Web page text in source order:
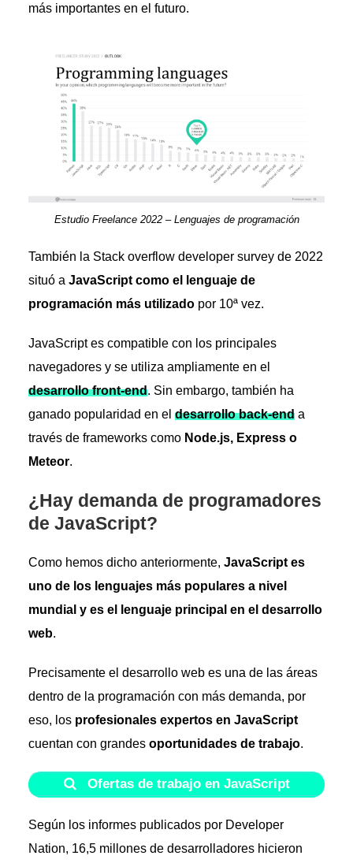
más importantes en el futuro.
Estudio Freelance 2022 – Lenguajes de programación
También la Stack overflow developer survey de 2022
situó a JavaScript como el lenguaje de
programación más utilizado por 10ª vez.
JavaScript es compatible con los principales
navegadores y se utiliza ampliamente en el
desarrollo front-end. Sin embargo, también ha
ganado popularidad en el desarrollo back-enda
través de frameworks como Node.js, Express o
Meteor.
¿Hay demanda de programadores
de JavaScript?
Como hemos dicho anteriormente, JavaScript es
uno de los lenguajes más populares a nivel
mundial y es el lenguaje principal en el desarrollo
web.
Precisamente el desarrollo web es una de las áreas
dentro de la programación con más demanda, por
eso, los profesionales expertos en JavaScript
cuentan con grandes oportunidades de trabajo.
Ofertas de trabajo en JavaScript
Según los informes publicados por Developer
Nation, 16,5 millones de desarrolladores hicieron